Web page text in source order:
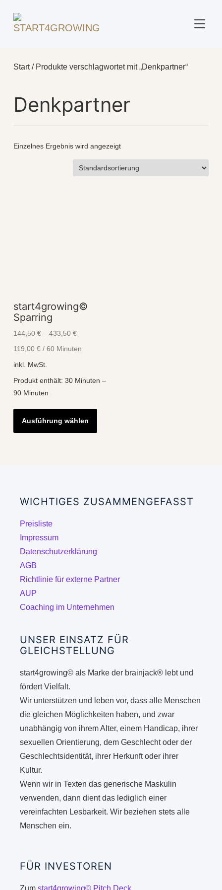
Start/ Produkte verschlagwortet mit „Denkpartner“
Denkpartner
Einzelnes Ergebnis wird angezeigt
start4growing©
Sparring
144,50 €– 433,50 €
119,00 €/ 60 Minuten
inkl. MwSt.
Produkt enthält: 30 Minuten –
90 Minuten
Ausführung wählen
Dieses
weist
Optionen
gewählt
WICHTIGES ZUSAMMENGEFASST
Preisliste
Impressum
Datenschutzerklärung
AGB
Richtlinie für externe Partner
AUP
Coaching im Unternehmen
UNSER EINSATZ FÜR
GLEICHSTELLUNG
start4growing© als Marke der brainjack® lebt und
fördert Vielfalt.
Wir unterstützen und leben vor, dass alle Menschen
die gleichen Möglichkeiten haben, und zwar
unabhängig von ihrem Alter, einem Handicap, ihrer
sexuellen Orientierung, dem Geschlecht oder der
Geschlechtsidentität, ihrer Herkunft oder ihrer
Kultur.
Wenn wir in Texten das generische Maskulin
verwenden, dann dient das lediglich einer
vereinfachten Lesbarkeit. Wir beziehen stets alle
Menschen ein.
FÜR INVESTOREN
Zumstart4growing© Pitch Deck